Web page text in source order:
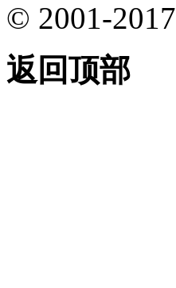
© 2001-2017
返回顶部